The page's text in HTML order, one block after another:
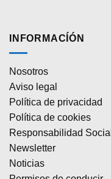
INFORMACÍÓN
Nosotros
Aviso legal
Política de privacidad
Política de cookies
Responsabilidad Social
Newsletter
Noticias